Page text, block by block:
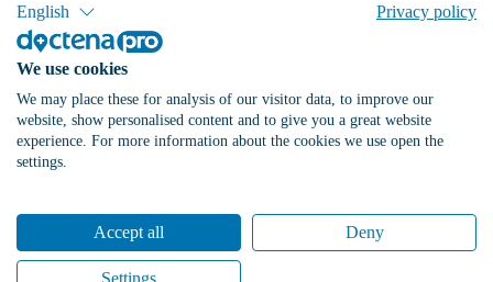
English Privacy policy
We use cookies
We may place these for analysis of our visitor data, to improve our
website, show personalised content and to give you a great website
experience. For more information about the cookies we use open the
settings.
Accept all Deny
Settings